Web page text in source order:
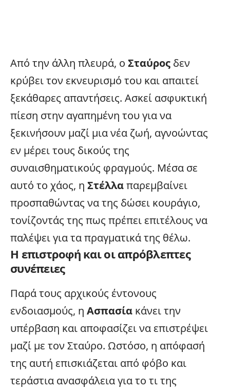
Από την άλλη πλευρά, ο Σταύρος δεν
κρύβει τον εκνευρισμό του και απαιτεί
ξεκάθαρες απαντήσεις. Ασκεί ασφυκτική
πίεση στην αγαπημένη του για να
ξεκινήσουν μαζί μια νέα ζωή, αγνοώντας
εν μέρει τους δικούς της
συναισθηματικούς φραγμούς. Μέσα σε
αυτό το χάος, η Στέλλαπαρεμβαίνει
προσπαθώντας να της δώσει κουράγιο,
τονίζοντάς της πως πρέπει επιτέλους να
παλέψει για τα πραγματικά της θέλω.
Η επιστροφή και οι απρόβλεπτες
συνέπειες
Παρά τους αρχικούς έντονους
ενδοιασμούς, η Ασπασία κάνει την
υπέρβαση και αποφασίζει να επιστρέψει
μαζί με τον Σταύρο. Ωστόσο, η απόφασή
της αυτή επισκιάζεται από φόβο και
τεράστια ανασφάλεια για το τι της